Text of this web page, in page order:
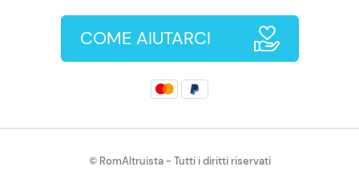
COME AIUTARCI
© RomAltruista - Tutti i diritti riservati